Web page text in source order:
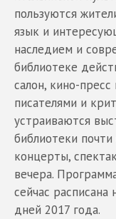
пользуются
язык и
наследием и
библиотеке
салон, кино-
писателями и
устраиваются
библиотеки
концерты,
вечера.
сейчас
дней 2017 года.